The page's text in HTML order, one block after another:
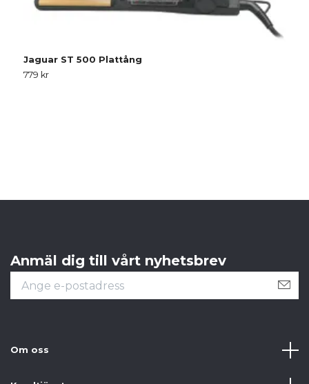
Jaguar ST 500 Plattång
779 kr
Anmäl dig till vårt nyhetsbrev
Om oss